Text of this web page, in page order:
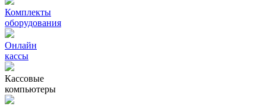
Комплекты
оборудования
Онлайн
кассы
Кассовые
компьютеры